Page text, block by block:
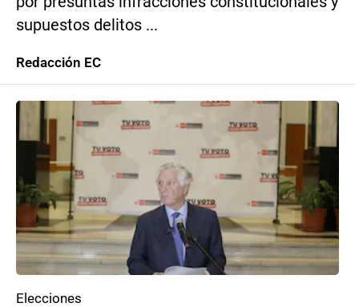
supuestos delitos ...
Redacción EC
Elecciones